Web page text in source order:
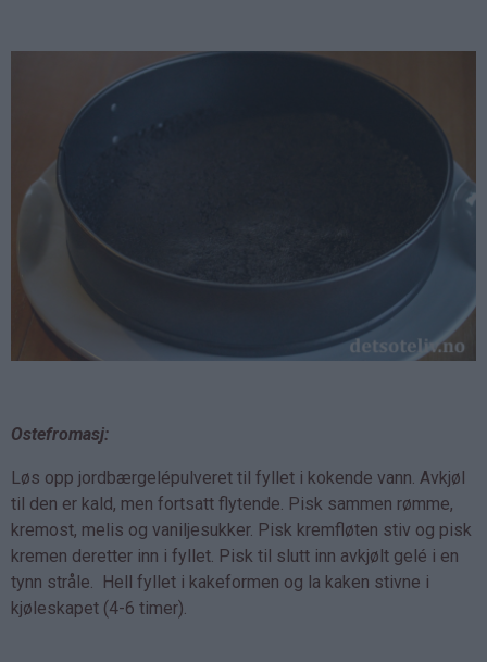
Ostefromasj:
Løs opp jordbærgelépulveret til fyllet i kokende vann. Avkjøl
til den er kald, men fortsatt flytende. Pisk sammen rømme,
kremost, melis og vaniljesukker. Pisk kremfløten stiv og pisk
kremen deretter inn i fyllet. Pisk til slutt inn avkjølt gelé i en
tynn stråle. Hell fyllet i kakeformen og la kaken stivne i
kjøleskapet (4-6 timer).